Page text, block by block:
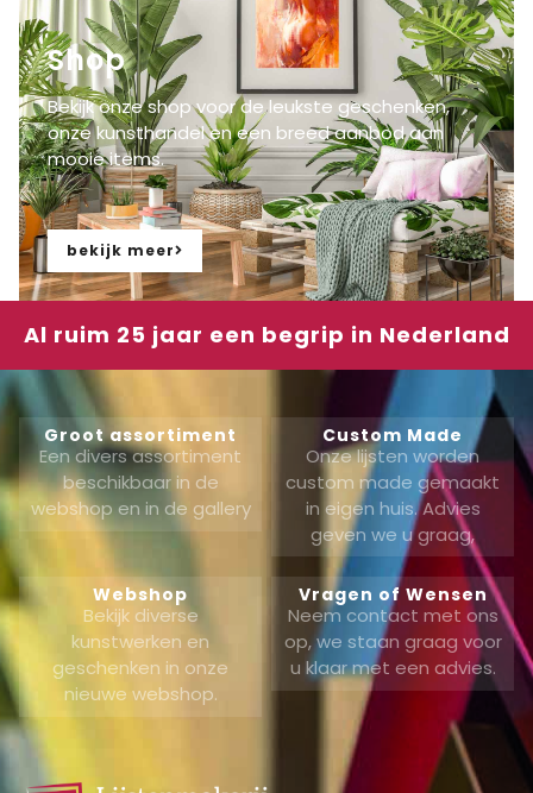
Shop
Bekijk onze shop voor de leukste geschenken,
onze kunsthandel en een breed aanbod aan
mooie items.
bekijk meer
Al ruim 25 jaar een begrip in Nederland
Groot assortiment
Een divers assortiment
beschikbaar in de
webshop en in de gallery
Custom Made
Onze lijsten worden
custom made gemaakt
in eigen huis. Advies
geven we u graag,
Webshop
Bekijk diverse
kunstwerken en
geschenken in onze
nieuwe webshop.
Vragen of Wensen
Neem contact met ons
op, we staan graag voor
u klaar met een advies.